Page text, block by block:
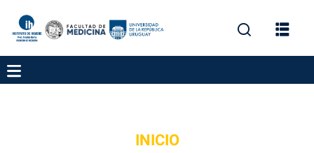
INICIO